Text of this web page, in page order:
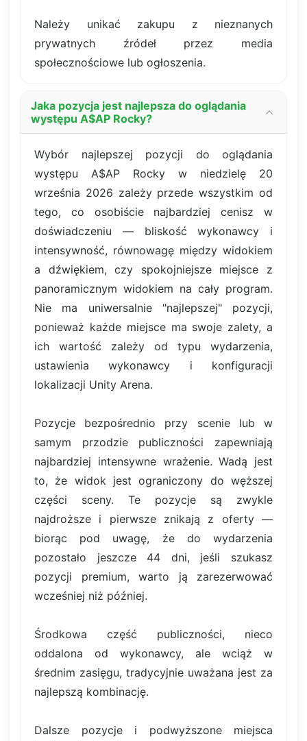
Należy unikać zakupu z nieznanych
prywatnych źródeł przez media
społecznościowe lub ogłoszenia.
Jaka pozycja jest najlepsza do oglądania
występu A$AP Rocky?
Wybór najlepszej pozycji do oglądania
występu A$AP Rocky w niedzielę 20
września 2026 zależy przede wszystkim od
tego, co osobiście najbardziej cenisz w
doświadczeniu — bliskość wykonawcy i
intensywność, równowagę między widokiem
a dźwiękiem, czy spokojniejsze miejsce z
panoramicznym widokiem na cały program.
Nie ma uniwersalnie "najlepszej" pozycji,
ponieważ każde miejsce ma swoje zalety, a
ich wartość zależy od typu wydarzenia,
ustawienia wykonawcy i konfiguracji
lokalizacji Unity Arena.
Pozycje bezpośrednio przy scenie lub w
samym przodzie publiczności zapewniają
najbardziej intensywne wrażenie. Wadą jest
to, że widok jest ograniczony do węższej
części sceny. Te pozycje są zwykle
najdroższe i pierwsze znikają z oferty —
biorąc pod uwagę, że do wydarzenia
pozostało jeszcze 44 dni, jeśli szukasz
pozycji premium, warto ją zarezerwować
wcześniej niż później.
Środkowa część publiczności, nieco
oddalona od wykonawcy, ale wciąż w
średnim zasięgu, tradycyjnie uważana jest za
najlepszą kombinację.
Dalsze pozycje i podwyższone miejsca